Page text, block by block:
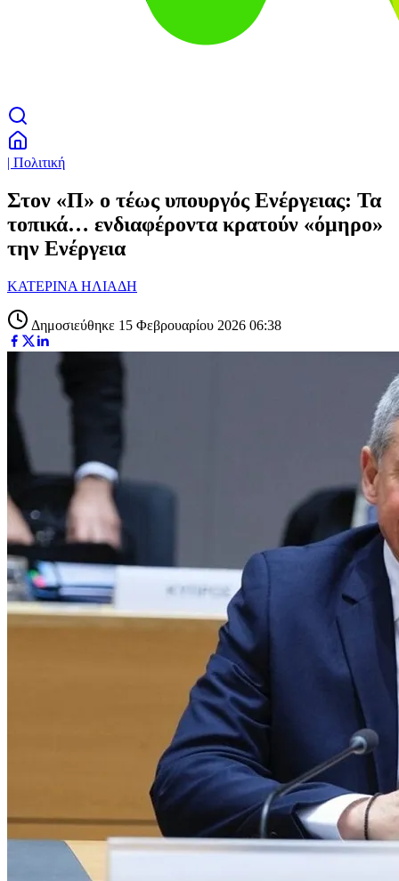
| Πολιτική
Στον «Π» ο τέως υπουργός Ενέργειας: Τα
τοπικά… ενδιαφέροντα κρατούν «όμηρο»
την Ενέργεια
ΚΑΤΕΡΙΝΑ ΗΛΙΑΔΗ
Δημοσιεύθηκε 15 Φεβρουαρίου 2026 06:38